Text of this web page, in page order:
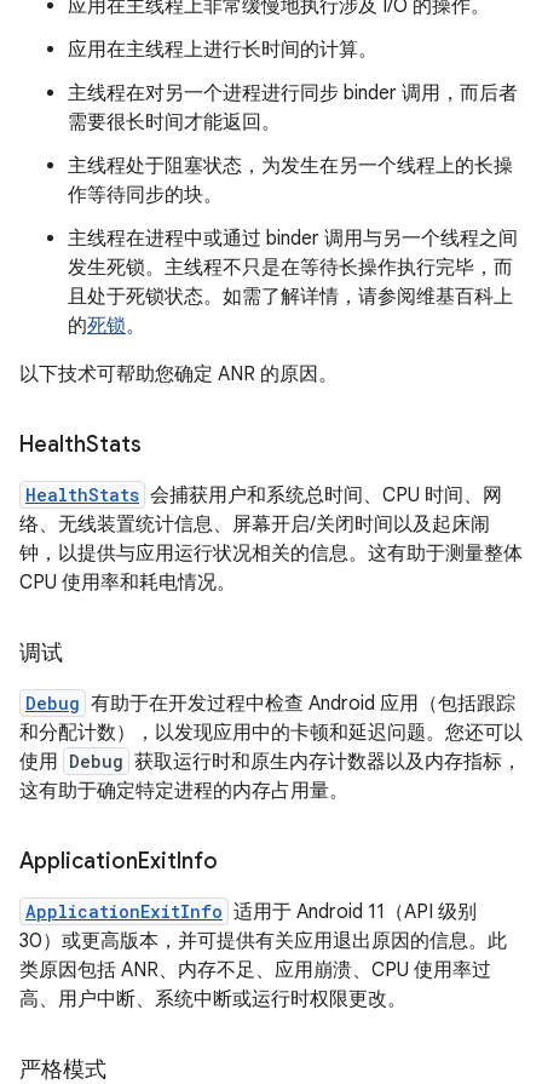
应用在主线程上非常缓慢地执行涉及 I/O 的操作。
应用在主线程上进行长时间的计算。
主线程在对另一个进程进行同步 binder 调用，而后者
需要很长时间才能返回。
主线程处于阻塞状态，为发生在另一个线程上的长操
作等待同步的块。
主线程在进程中或通过 binder 调用与另一个线程之间
发生死锁。主线程不只是在等待长操作执行完毕，而
且处于死锁状态。如需了解详情，请参阅维基百科上
的死锁。
以下技术可帮助您确定 ANR 的原因。
HealthStats
HealthStats 会捕获用户和系统总时间、CPU 时间、网
络、无线装置统计信息、屏幕开启/关闭时间以及起床闹
钟，以提供与应用运行状况相关的信息。这有助于测量整体
CPU 使用率和耗电情况。
调试
Debug 有助于在开发过程中检查 Android 应用（包括跟踪
和分配计数），以发现应用中的卡顿和延迟问题。您还可以
使用 Debug 获取运行时和原生内存计数器以及内存指标，
这有助于确定特定进程的内存占用量。
ApplicationExit Info
ApplicationExitInfo 适用于 Android 11（API 级别
30）或更高版本，并可提供有关应用退出原因的信息。此
类原因包括 ANR、内存不足、应用崩溃、CPU 使用率过
高、用户中断、系统中断或运行时权限更改。
严格模式